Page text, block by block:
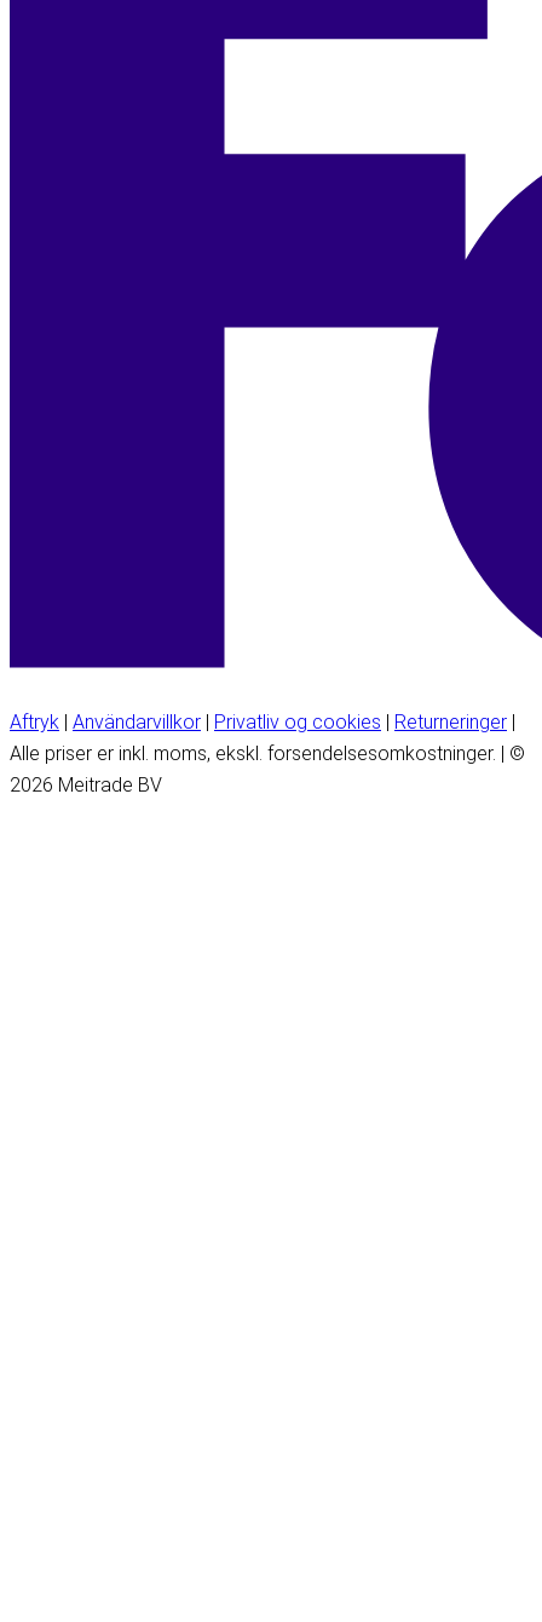
Aftryk | Användarvillkor | Privatliv og cookies | Returneringer |
Alle priser er inkl. moms, ekskl. forsendelsesomkostninger. | ©
2026 Meitrade BV